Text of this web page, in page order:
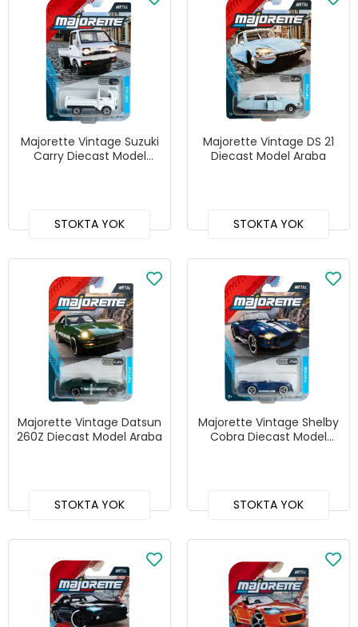
Majorette Vintage Suzuki
Carry Diecast Model
STOKTA YOK
Majorette Vintage DS 21
Diecast Model Araba
STOKTA YOK
Majorette Vintage Datsun
260Z Diecast Model Araba
STOKTA YOK
Majorette Vintage Shelby
Cobra Diecast Model
STOKTA YOK